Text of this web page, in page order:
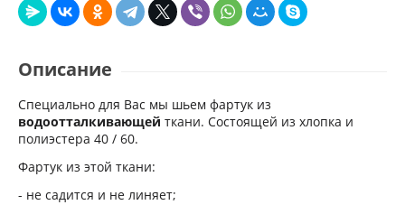
Описание
Специально для Вас мы шьем фартук из
водоотталкивающей ткани. Состоящей из хлопка и
полиэстера 40 / 60.
Фартук из этой ткани:
- не садится и не линяет;